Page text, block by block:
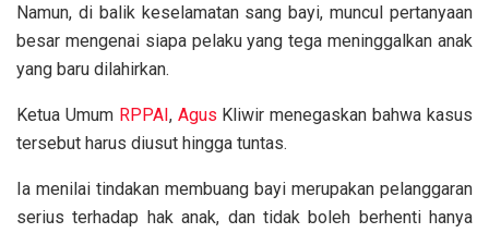
Namun, di balik keselamatan sang bayi, muncul pertanyaan
besar mengenai siapa pelaku yang tega meninggalkan anak
yang baru dilahirkan.
Ketua Umum RPPAI, Agus Kliwir menegaskan bahwa kasus
tersebut harus diusut hingga tuntas.
Ia menilai tindakan membuang bayi merupakan pelanggaran
serius terhadap hak anak, dan tidak boleh berhenti hanya